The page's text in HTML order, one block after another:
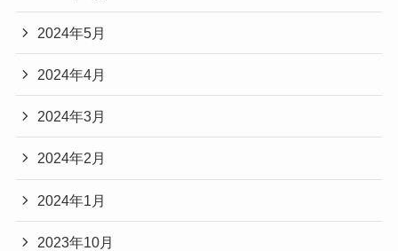
2024年5月
2024年4月
2024年3月
2024年2月
2024年1月
2023年10月